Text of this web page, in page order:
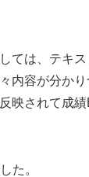
ては、テキ
内容が分か
映されて成
た。